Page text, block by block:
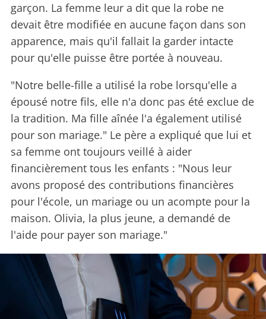
garçon. La femme leur a dit que la robe ne
devait être modifiée en aucune façon dans son
apparence, mais qu'il fallait la garder intacte
pour qu'elle puisse être portée à nouveau.
"Notre belle-fille a utilisé la robe lorsqu'elle a
épousé notre fils, elle n'a donc pas été exclue de
la tradition. Ma fille aînée l'a également utilisé
pour son mariage." Le père a expliqué que lui et
sa femme ont toujours veillé à aider
financièrement tous les enfants : "Nous leur
avons proposé des contributions financières
pour l'école, un mariage ou un acompte pour la
maison. Olivia, la plus jeune, a demandé de
l'aide pour payer son mariage."